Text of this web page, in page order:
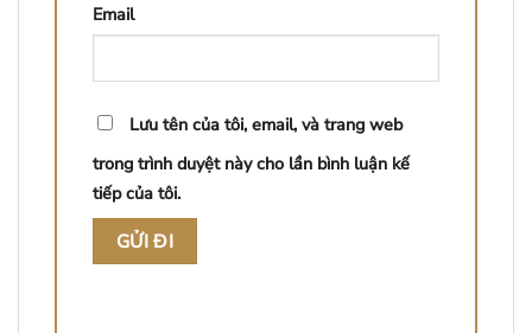
Email
Lưu tên của tôi, email, và trang web
trong trình duyệt này cho lần bình luận kế
tiếp của tôi.